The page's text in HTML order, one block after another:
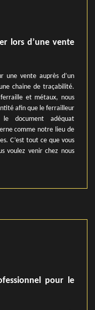
lors d’une vente
une vente auprès d’un
chaine de traçabilité.
et métaux, nous
afin que le ferrailleur
le document adéquat
comme notre lieu de
C’est tout ce que vous
voulez venir chez nous
pour le